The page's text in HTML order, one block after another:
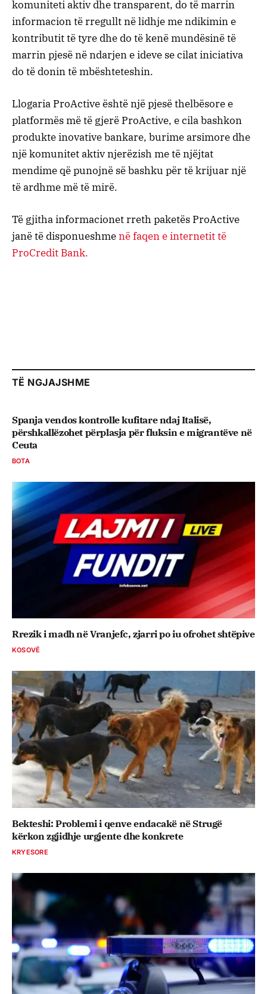
komuniteti aktiv dhe transparent, do të marrin
informacion të rregullt në lidhje me ndikimin e
kontributit të tyre dhe do të kenë mundësinë të
marrin pjesë në ndarjen e ideve se cilat iniciativa
do të donin të mbështeteshin.
Llogaria ProActive është një pjesë thelbësore e
platformës më të gjerë ProActive, e cila bashkon
produkte inovative bankare, burime arsimore dhe
një komunitet aktiv njerëzish me të njëjtat
mendime që punojnë së bashku për të krijuar një
të ardhme më të mirë.
Të gjitha informacionet rreth paketës ProActive
janë të disponueshmenë faqen e internetit të
ProCredit Bank.
TË NGJAJSHME
Spanja vendos kontrolle kufitare ndaj Italisë,
përshkallëzohet përplasja për fluksin e migrantëve në
Ceuta
BOTA
Rrezik i madh në Vranjefc, zjarri po iu ofrohet shtëpive
KOSOVË
Bekteshi: Problemi i qenve endacakë në Strugë
kërkon zgjidhje urgjente dhe konkrete
KRYESORE